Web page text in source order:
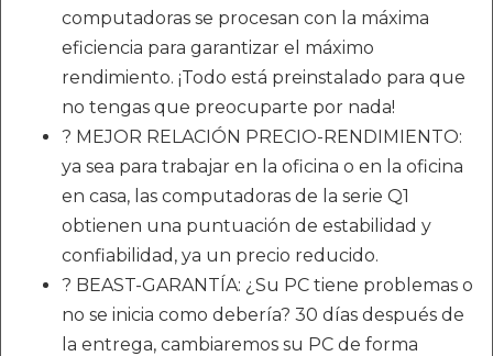
computadoras se procesan con la máxima
eficiencia para garantizar el máximo
rendimiento. ¡Todo está preinstalado para que
no tengas que preocuparte por nada!
? MEJOR RELACIÓN PRECIO-RENDIMIENTO:
ya sea para trabajar en la oficina o en la oficina
en casa, las computadoras de la serie Q1
obtienen una puntuación de estabilidad y
confiabilidad, ya un precio reducido.
? BEAST-GARANTÍA: ¿Su PC tiene problemas o
no se inicia como debería? 30 días después de
la entrega, cambiaremos su PC de forma